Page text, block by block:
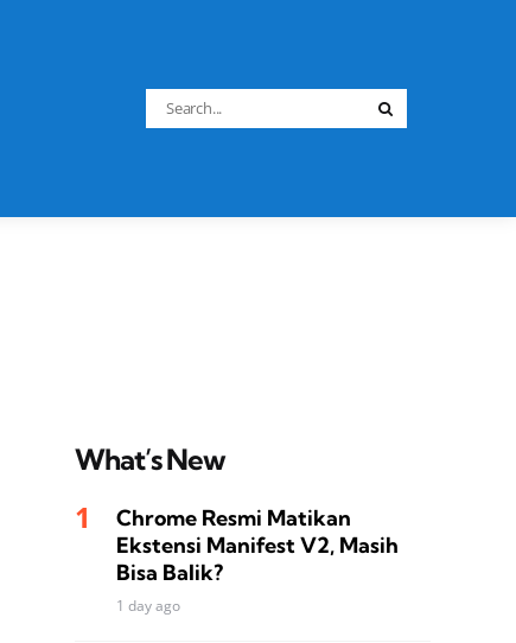
Search
for:
What’s New
Chrome Resmi Matikan
Ekstensi Manifest V2, Masih
Bisa Balik?
1 day ago